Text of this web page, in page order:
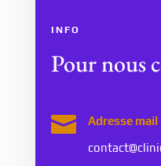
INFO
Pour nous

Adresse mail